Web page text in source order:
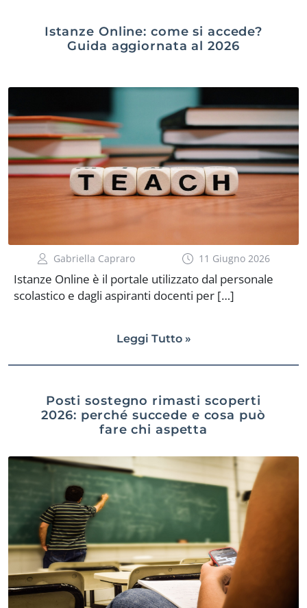
Istanze Online: come si accede?
Guida aggiornata al 2026
Gabriella Capraro 11 Giugno 2026
Istanze Online è il portale utilizzato dal personale
scolastico e dagli aspiranti docenti per […]
Leggi Tutto »
Posti sostegno rimasti scoperti
2026: perché succede e cosa può
fare chi aspetta